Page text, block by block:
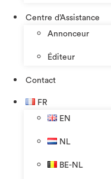
Centre d’Assistance
Annonceur
Éditeur
Contact
FR
EN
NL
BE-NL